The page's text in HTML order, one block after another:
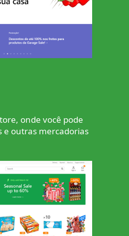
onde você pode
e outras mercadorias